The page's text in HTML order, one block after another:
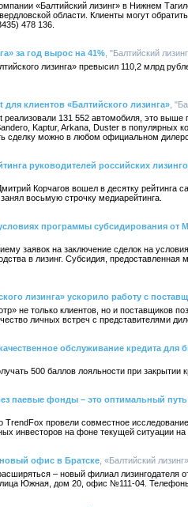
«Балтийский лизинг» в Нижнем
области. Клиенты могут
478 136.
за год вырос на 41% , "Балтийский
лизинга» превысил 110,2 млрд
клиентов «Балтийского лизинга» ,
131 552 автомобиля, это выше
Kaptur, Arkana, Duster в популярных
можно в любом официальном
руководителей российских
Корчагов вошел в десятку
восьмую строчку медиарейтинга.
программы субсидирования от
заявок на заключение сделок на
в лизинг. Субсидия,
лизинга» ускорило работу с
не только клиентов, но и поставщиков
личных встреч с представителями
обслуживание кредита для
500 баллов лояльности при закрытии
паевые фонды – это оптимальный
провели совместное
инвесторов на фоне текущей ситуации на
новый офис в Братске , «Балтийский
– новый филиал
Южная, дом 20, офис №111-04.